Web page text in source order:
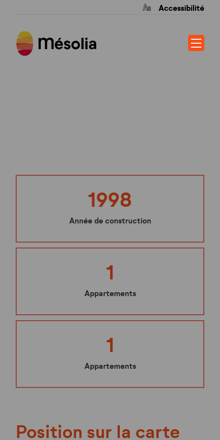
Accessibilité
1998
Année de construction
1
Appartements
1
Appartements
Position sur la carte